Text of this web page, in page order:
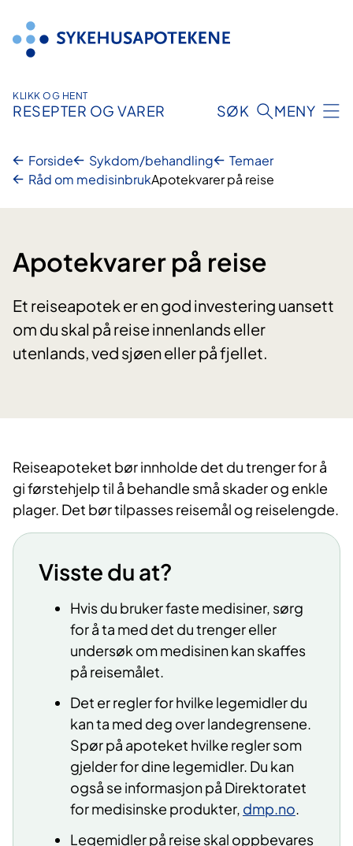
innhold
KLIKK OG HENT
RESEPTER OG VARER SØK MENY
Forside Sykdom/behandling
Temaer
Råd om medisinbrukApotekvarer på reise
Apotekvarer på reise
Et reiseapotek er en god investering uansett
om du skal på reise innenlands eller
utenlands, ved sjøen eller på fjellet.
Reiseapoteket bør innholde det du trenger for å
gi førstehjelp til å behandle små skader og enkle
plager. Det bør tilpasses reisemål og reiselengde.
Visste du at?
Hvis du bruker faste medisiner, sørg
for å ta med det du trenger eller
undersøk om medisinen kan skaffes
på reisemålet.
Det er regler for hvilke legemidler du
kan ta med deg over landegrensene.
Spør på apoteket hvilke regler som
gjelder for dine legemidler. Du kan
også se informasjon på Direktoratet
for medisinske produkter, dmp.no.
Legemidler på reise skal oppbevares